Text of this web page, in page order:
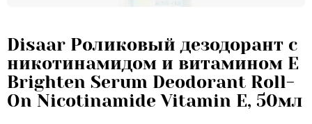
Disaar Роликовый дезодорант с
никотинамидом и витамином Е
Brighten Serum Deodorant Roll-
On Nicotinamide Vitamin E, 50мл